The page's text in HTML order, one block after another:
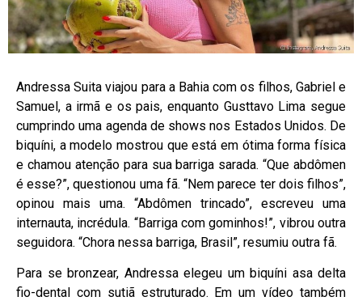
Andressa Suita viajou para a Bahia com os filhos, Gabriel e
Samuel, a irmã e os pais, enquanto Gusttavo Lima segue
cumprindo uma agenda de shows nos Estados Unidos. De
biquíni, a modelo mostrou que está em ótima forma física
e chamou atenção para sua barriga sarada. “Que abdômen
é esse?”, questionou uma fã. “Nem parece ter dois filhos”,
opinou mais uma. “Abdômen trincado”, escreveu uma
internauta, incrédula. “Barriga com gominhos!”, vibrou outra
seguidora. “Chora nessa barriga, Brasil”, resumiu outra fã.
Para se bronzear, Andressa elegeu um biquíni asa delta
fio-dental com sutiã estruturado. Em um vídeo também